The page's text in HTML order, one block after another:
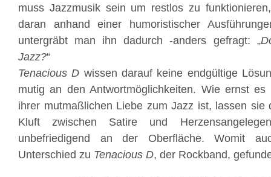
muss Jazzmusik sein um restlos zu
daran anhand einer humoristischer
untergräbt man ihn dadurch -anders gefragt: „
Jazz?“
Tenacious D wissen darauf keine endgültige
mutig an den Antwortmöglichkeiten. Wie ernst
ihrer mutmaßlichen Liebe zum Jazz ist, lassen sie
Kluft zwischen Satire und
unbefriedigend an der Oberfläche. Womit
Unterschied zu Tenacious D, der Rockband,